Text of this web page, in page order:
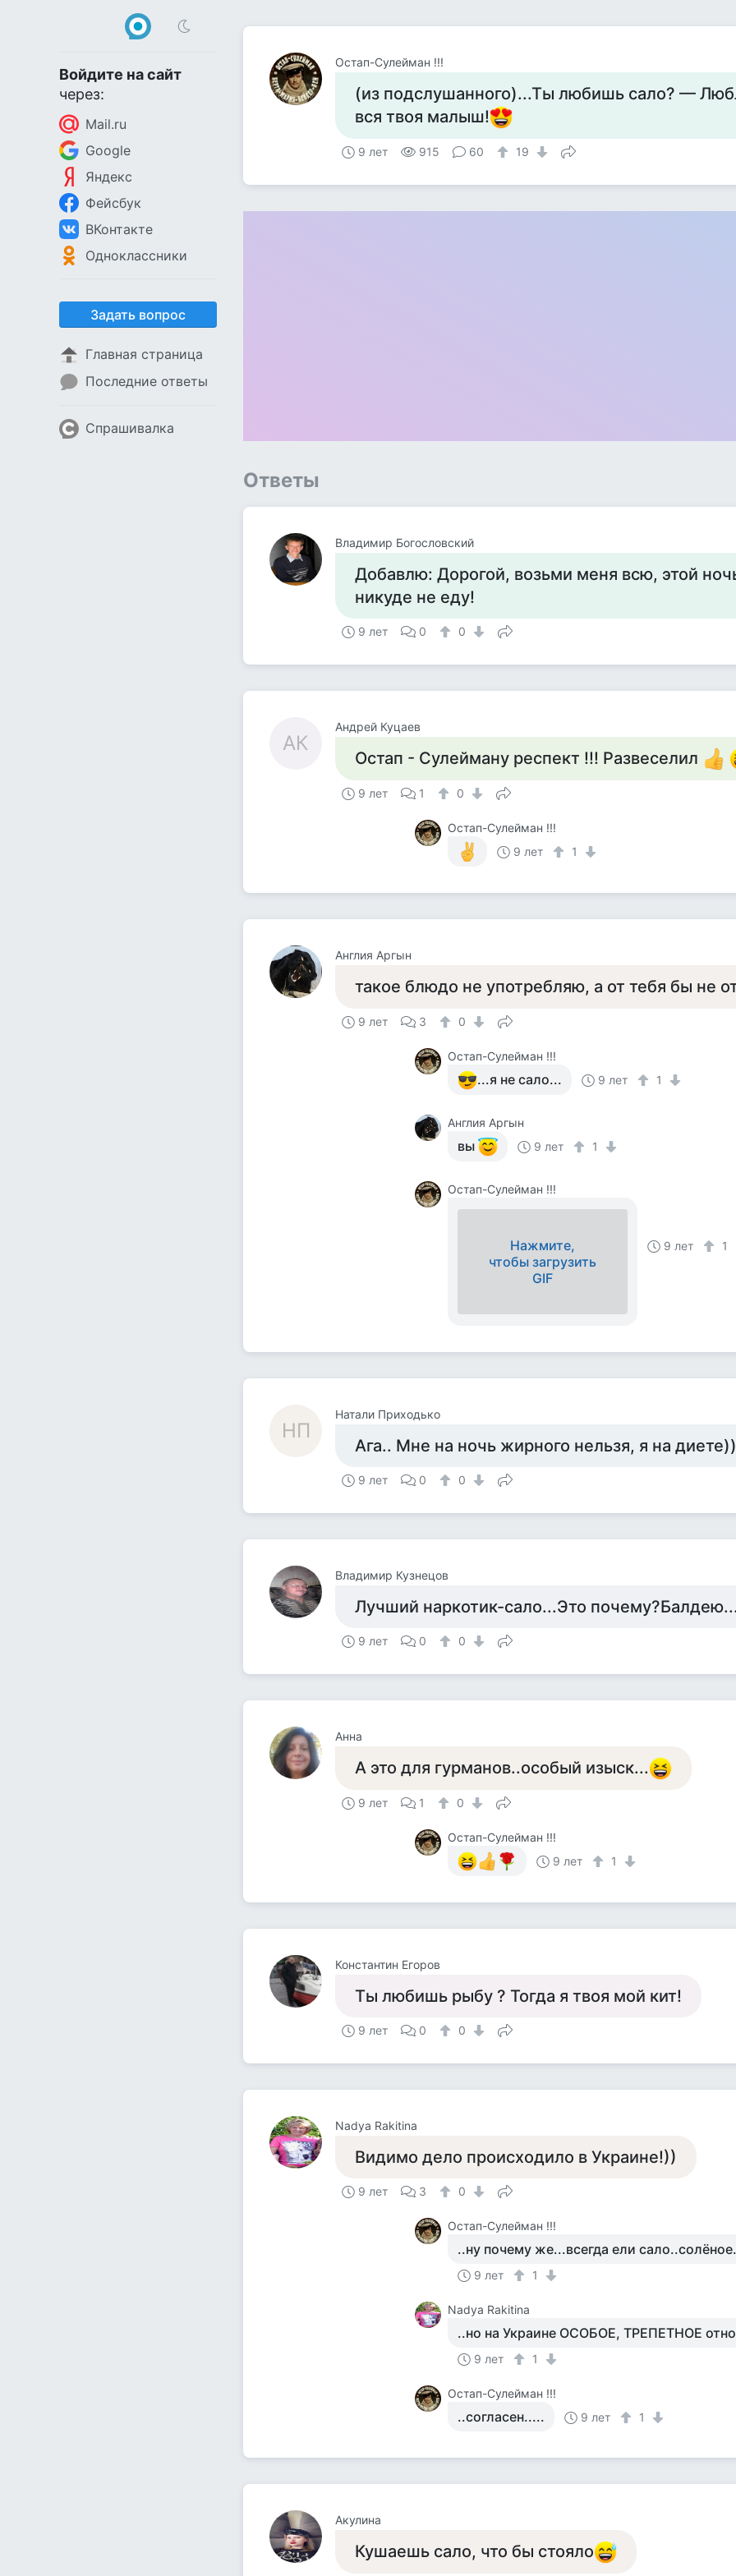
Войдите на сайт
через:
Mail.ru
Google
Яндекс
Фейсбук
ВКонтакте
Одноклассники
Задать вопрос
Главная страница
Последние ответы
Спрашивалка
Остап-Сулейман !!!
(из подслушанного)...Ты любишь сало? —
вся твоя малыш!
9 лет 915 60 19
Ответы
Владимир Богословский
Добавлю: Дорогой, возьми меня всю, этой
никуде не еду!
9 лет 0 0
АК
Андрей Куцаев
Остап - Сулейману респект !!! Развеселил
9 лет 1 0
Остап-Сулейман !!!
9 лет
1
Англия Аргын
такое блюдо не употребляю, а от тебя бы не
9 лет 3 0
Остап-Сулейман !!!
...я не сало... 9 лет 1
Англия Аргын
вы 9 лет 1
Остап-Сулейман !!!
Нажмите,
чтобы загрузить
GIF
9 лет 1
НП
Натали Приходько
Ага.. Мне на ночь жирного нельзя, я на
9 лет 0 0
Владимир Кузнецов
Лучший наркотик-сало...Это
9 лет 0 0
Анна
А это для гурманов..особый изыск...
9 лет 1 0
Остап-Сулейман !!!
9 лет
1
Константин Егоров
Ты любишь рыбу ? Тогда я твоя мой кит!
9 лет 0 0
Nadya Rakitina
Видимо дело происходило в Украине!))
9 лет 3 0
Остап-Сулейман !!!
..ну почему же...всегда ели
9 лет 1
Nadya Rakitina
..но на Украине ОСОБОЕ, ТРЕПЕТНОЕ
9 лет 1
Остап-Сулейман !!!
..согласен..... 9 лет 1
Акулина
Кушаешь сало, что бы стояло